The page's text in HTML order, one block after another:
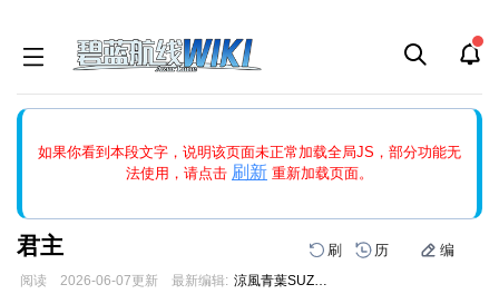
如果你看到本段文字，说明该页面未正常加载全局JS，部分功能无
法使用，请点击 刷新 重新加载页面。
能中的刷新按钮清除页面缓存并刷新，如果还有问题，请多尝试几
君主 刷 历 编
阅读 2026-06-07更新 最新编辑: 涼風青葉SUZUKAZEAOBA